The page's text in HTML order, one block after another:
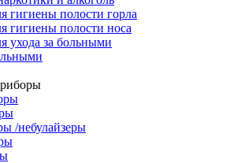
гигиены полости горла
гигиены полости носа
ухода за больными
/небулайзеры